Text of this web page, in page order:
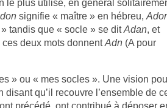
le plus utilisé, en général
signifie « maître » en hébreu,
tandis que « socle » se ditAdan, et
deux mots donnentAdn (A pour
» ou « mes socles ». Une vision
qu’il recouvre l’ensemble de
précédé, ont contribué à déposer